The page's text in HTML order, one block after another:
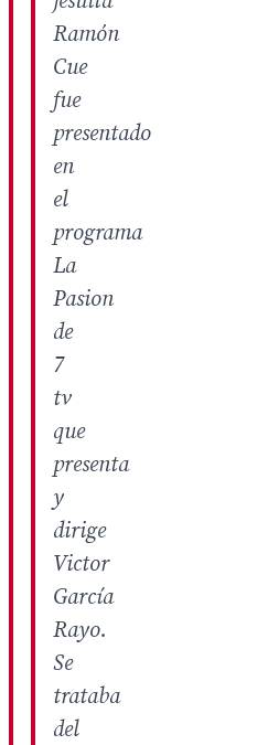
Ramón
Cue
fue
presentado
en
el
programa
La
Pasion
de
7
tv
que
presenta
y
dirige
Victor
García
Rayo.
Se
trataba
del